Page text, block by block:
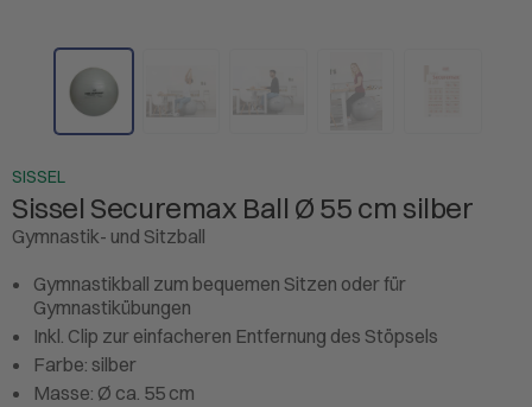
SISSEL
Sissel Securemax Ball Ø 55 cm silber
Gymnastik- und Sitzball
Gymnastikball zum bequemen Sitzen oder für
Gymnastikübungen
Inkl. Clip zur einfacheren Entfernung des Stöpsels
Farbe: silber
Masse: Ø ca. 55 cm